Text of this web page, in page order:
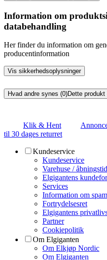
Information om
databehandling
Her finder du information om
producentinformation
Vis sikkerhedsoplysninger
Hvad andre synes (0)Dette
Klik & Hent
til 30 dages returret
Kundeservice
Kundeservice
Varehuse /
Elgigantens
Services
Information om
Fortrydelsesret
Elgigantens
Partner
Cookiepolitik
Om Elgiganten
Om Elkjøp Nordic
Om Elgiganten